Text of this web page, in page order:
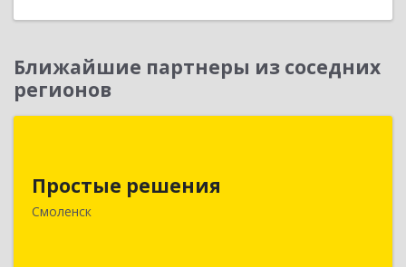
Ближайшие партнеры из соседних
регионов
Простые решения
Смоленск
214015, Смоленская обл, Смоленск г, Большая